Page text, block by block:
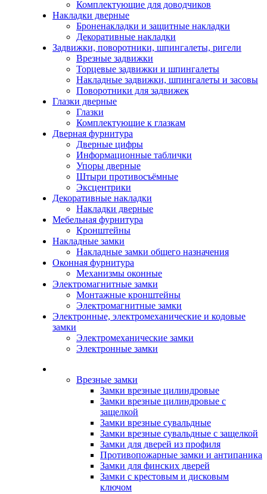
Комплектующие для доводчиков
Накладки дверные
Броненакладки и защитные накладки
Декоративные накладки
Задвижки, поворотники, шпингалеты, ригели
Врезные задвижки
Торцевые задвижки и шпингалеты
Накладные задвижки, шпингалеты и засовы
Поворотники для задвижек
Глазки дверные
Глазки
Комплектующие к глазкам
Дверная фурнитура
Дверные цифры
Информационные таблички
Упоры дверные
Штыри противосъёмные
Эксцентрики
Декоративные накладки
Накладки дверные
Мебельная фурнитура
Кронштейны
Накладные замки
Накладные замки общего назначения
Оконная фурнитура
Механизмы оконные
Электромагнитные замки
Монтажные кронштейны
Электромагнитные замки
Электронные, электромеханические и кодовые
замки
Электромеханические замки
Электронные замки
Врезные замки
Замки врезные цилиндровые
Замки врезные цилиндровые с
защелкой
Замки врезные сувальдные
Замки врезные сувальдные с защелкой
Замки для дверей из профиля
Противопожарные замки и антипаника
Замки для финских дверей
Замки с крестовым и дисковым
ключом